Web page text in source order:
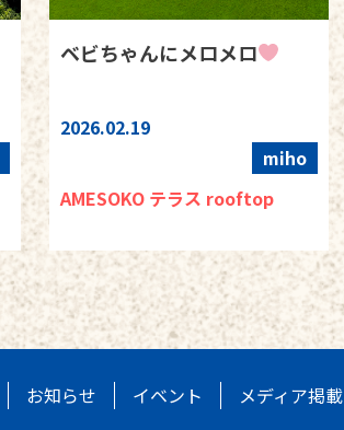
ベビちゃんにメロメロ
2026.02.19
miho
AMESOKO テラス rooftop
お知らせ イベント メディア掲載